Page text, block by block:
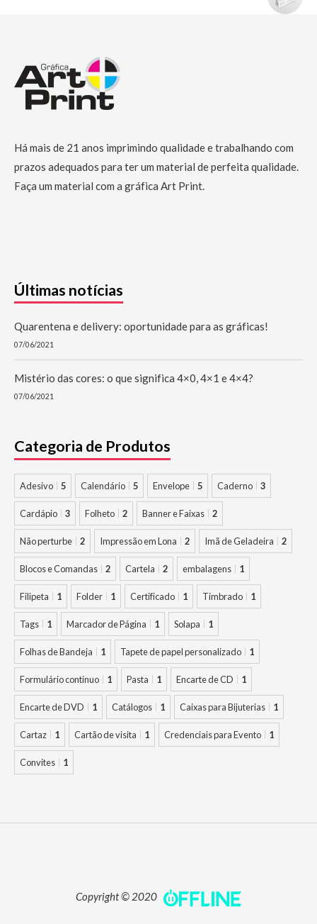
Há mais de 21 anos imprimindo qualidade e trabalhando com
prazos adequados para ter um material de perfeita qualidade.
Faça um material com a gráfica Art Print.
Últimas notícias
Quarentena e delivery: oportunidade para as gráficas!
07/06/2021
Mistério das cores: o que significa 4×0, 4×1 e 4×4?
07/06/2021
Categoria de Produtos
Adesivo 5 Calendário 5 Envelope 5 Caderno 3
Cardápio 3 Folheto 2 Banner e Faixas 2
Não perturbe 2 Impressão em Lona 2 Imã de Geladeira 2
Blocos e Comandas 2 Cartela 2 embalagens 1
Filipeta 1 Folder 1 Certificado 1 Timbrado 1
Tags 1 Marcador de Página 1 Solapa 1
Folhas de Bandeja 1 Tapete de papel personalizado 1
Formulário continuo 1 Pasta 1 Encarte de CD 1
Encarte de DVD 1 Catálogos 1 Caixas para Bijuterias 1
Cartaz 1 Cartão de visita 1 Credenciais para Evento 1
Convites 1
Copyright © 2020